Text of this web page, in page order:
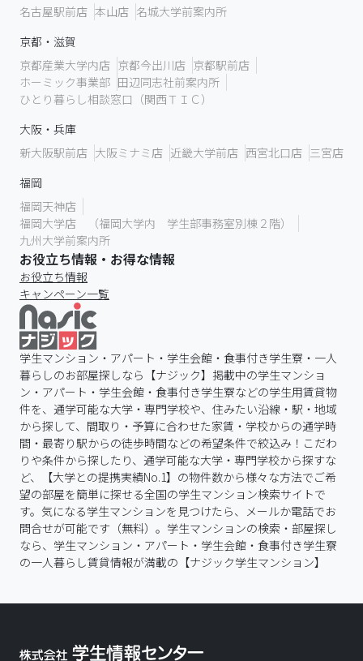
名古屋駅前店 本山店 名城大学前案内所
京都・滋賀
京都産業大学内店 京都今出川店 京都駅前店
ホーミック事業部 田辺同志社前案内所
ひとり暮らし相談窓口（関西ＴＩＣ）
大阪・兵庫
新大阪駅前店 大阪ミナミ店 近畿大学前店 西宮北口店 三宮店
福岡
福岡天神店
福岡大学店 （福岡大学内 学生部事務室別棟２階）
九州大学前案内所
お役立ち情報・お得な情報
お役立ち情報
キャンペーン一覧
学生マンション・アパート・学生会館・食事付き学生寮・一人
暮らしのお部屋探しなら【ナジック】掲載中の学生マンショ
ン・アパート・学生会館・食事付き学生寮などの学生用賃貸物
件を、通学可能な大学・専門学校や、住みたい沿線・駅・地域
から探して、間取り・予算に合わせた家賃・学校からの通学時
間・最寄り駅からの徒歩時間などの希望条件で絞込み！こだわ
りや条件から探したり、通学可能な大学・専門学校から探すな
ど、【大学との提携実績No.1】の物件数から様々な方法でご希
望の部屋を簡単に探せる全国の学生マンション検索サイトで
す。気になる学生マンションを見つけたら、メールか電話でお
問合せが可能です（無料）。学生マンションの検索・部屋探し
なら、学生マンション・アパート・学生会館・食事付き学生寮
の一人暮らし賃貸情報が満載の【ナジック学生マンション】